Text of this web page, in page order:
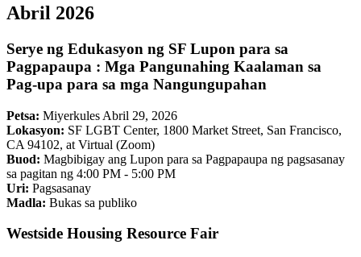
Abril 2026
Serye ng Edukasyon ng SF Lupon para sa
Pagpapaupa : Mga Pangunahing Kaalaman sa
Pag-upa para sa mga Nangungupahan
Petsa: Miyerkules Abril 29, 2026
Lokasyon: SF LGBT Center, 1800 Market Street, San Francisco,
CA 94102, at Virtual (Zoom)
Buod: Magbibigay ang Lupon para sa Pagpapaupa ng pagsasanay
sa pagitan ng 4:00 PM - 5:00 PM
Uri: Pagsasanay
Madla: Bukas sa publiko
Westside Housing Resource Fair